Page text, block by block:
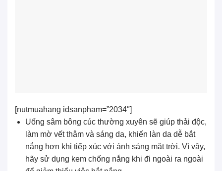
[nutmuahang idsanpham=”2034″]
Uống sâm bông cúc thường xuyên sẽ giúp thải độc,
làm mờ vết thâm và sáng da, khiến làn da dễ bắt
nắng hơn khi tiếp xúc với ánh sáng mặt trời. Vì vậy,
hãy sử dụng kem chống nắng khi đi ngoài ra ngoài